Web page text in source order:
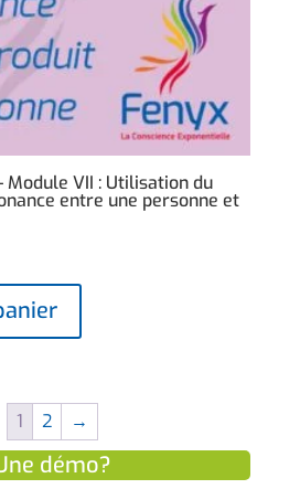
Module VII : Utilisation du
entre une personne et
1 2 →
démo?